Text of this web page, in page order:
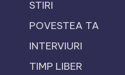
STIRI
POVESTEA TA
INTERVIURI
TIMP LIBER